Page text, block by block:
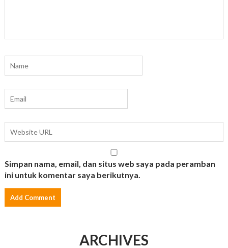
Simpan nama, email, dan situs web saya pada peramban
ini untuk komentar saya berikutnya.
ARCHIVES